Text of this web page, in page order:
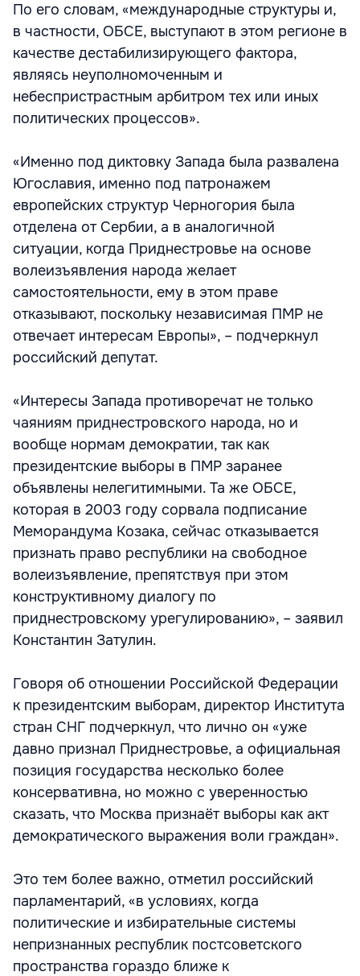
По его словам, «международные структуры и,
в частности, ОБСЕ, выступают в этом регионе в
качестве дестабилизирующего фактора,
являясь неуполномоченным и
небеспристрастным арбитром тех или иных
политических процессов».
«Именно под диктовку Запада была развалена
Югославия, именно под патронажем
европейских структур Черногория была
отделена от Сербии, а в аналогичной
ситуации, когда Приднестровье на основе
волеизъявления народа желает
самостоятельности, ему в этом праве
отказывают, поскольку независимая ПМР не
отвечает интересам Европы», – подчеркнул
российский депутат.
«Интересы Запада противоречат не только
чаяниям приднестровского народа, но и
вообще нормам демократии, так как
президентские выборы в ПМР заранее
объявлены нелегитимными. Та же ОБСЕ,
которая в 2003 году сорвала подписание
Меморандума Козака, сейчас отказывается
признать право республики на свободное
волеизъявление, препятствуя при этом
конструктивному диалогу по
приднестровскому урегулированию», – заявил
Константин Затулин.
Говоря об отношении Российской Федерации
к президентским выборам, директор Института
стран СНГ подчеркнул, что лично он «уже
давно признал Приднестровье, а официальная
позиция государства несколько более
консервативна, но можно с уверенностью
сказать, что Москва признаёт выборы как акт
демократического выражения воли граждан».
Это тем более важно, отметил российский
парламентарий, «в условиях, когда
политические и избирательные системы
непризнанных республик постсоветского
пространства гораздо ближе к